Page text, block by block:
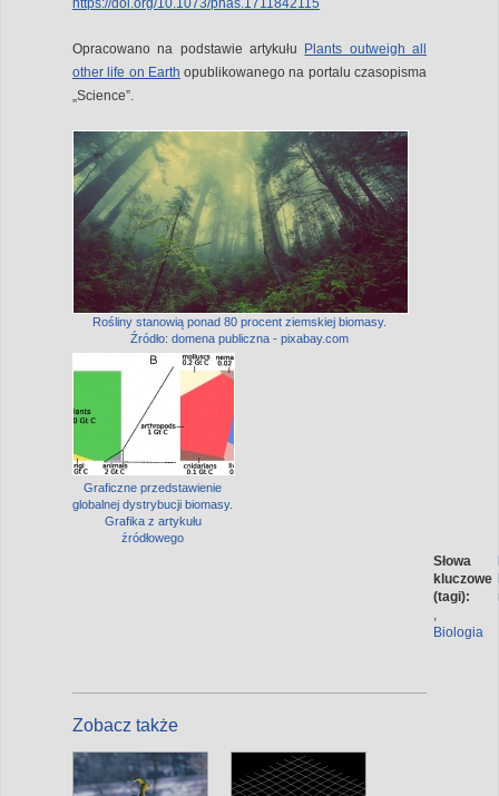
Opracowano na podstawie artykułu Plants outweigh all
other life on Earth opublikowanego na portalu czasopisma
„Science”.
Rośliny stanowią ponad 80 procent ziemskiej biomasy.
Źródło: domena publiczna - pixabay.com
Graficzne przedstawienie
globalnej dystrybucji biomasy.
Grafika z artykułu
źródłowego
Słowa
kluczowe
(tagi):
Biologia
Zobacz także